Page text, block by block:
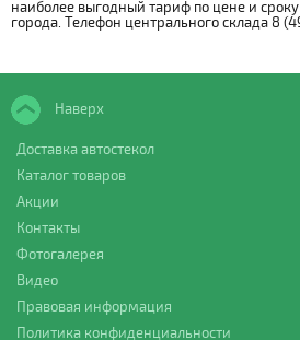
наиболее выгодный тариф по цене и
города. Телефон центрального склада 8
Наверх
Доставка автостекол
Каталог товаров
Акции
Контакты
Фотогалерея
Видео
Правовая информация
Политика конфиденциальности